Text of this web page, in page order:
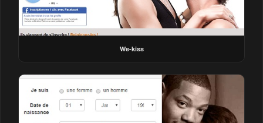
We-kiss